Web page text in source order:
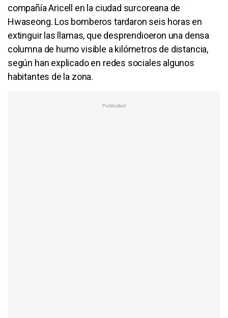
compañía Aricell en la ciudad surcoreana de
Hwaseong. Los bomberos tardaron seis horas en
extinguir las llamas, que desprendioeron una densa
columna de humo visible a kilómetros de distancia,
según han explicado en redes sociales algunos
habitantes de la zona.